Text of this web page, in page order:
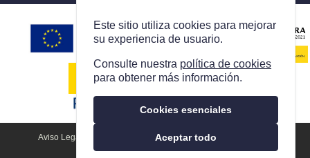
Aviso Legal Política De Privacidad Política De Cookies
Este sitio utiliza cookies para mejorar
su experiencia de usuario.
Consulte nuestra política de cookies
para obtener más información.
Cookies esenciales
Aceptar todo